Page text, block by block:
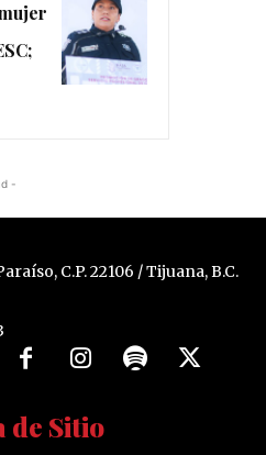
-
C.P. 22106 / Tijuana, B.C.
de Sitio